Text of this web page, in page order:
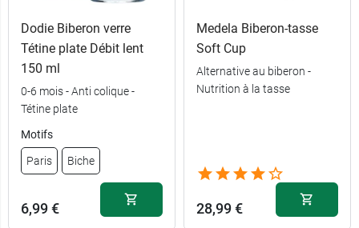
Dodie Biberon verre
Tétine plate Débit lent
150 ml
0-6 mois - Anti colique -
Tétine plate
Motifs
Paris Biche
6,99 €
Medela Biberon-tasse
Soft Cup
Alternative au biberon -
Nutrition à la tasse
28,99 €